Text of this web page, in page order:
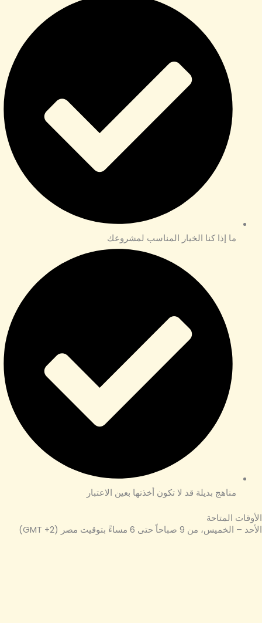
ما إذا كنا الخيار المناسب لمشروعك
مناهج بديلة قد لا تكون أخذتها بعين الاعتبار
الأوقات المتاحة
الأحد – الخميس، من 9 صباحاً حتى 6 مساءً بتوقيت مصر (GMT +2)